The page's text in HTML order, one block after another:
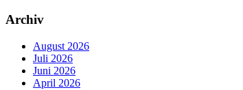
Archiv
August 2026
Juli 2026
Juni 2026
April 2026